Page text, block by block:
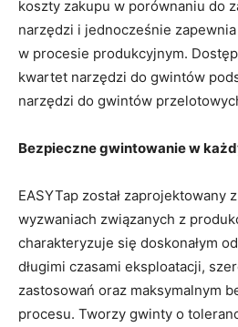
koszty zakupu w porównaniu do
narzędzi i jednocześnie
w procesie produkcyjnym.
kwartet narzędzi do gwintów
narzędzi do gwintów
Bezpieczne gwintowanie w
EASYTap został zaprojektowany
wyzwaniach związanych z
charakteryzuje się doskonałym
długimi czasami eksploatacji,
zastosowań oraz maksymalnym
procesu. Tworzy gwinty o